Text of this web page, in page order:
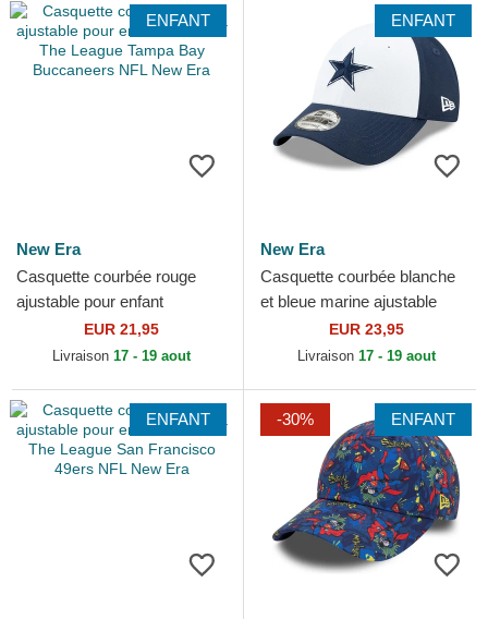
ENFANT
New Era
Casquette courbée rouge
ajustable pour enfant
9FORTY The League Tampa
Bay Buccaneers NFL New
EUR 21,95
Livraison 17 - 19 aout
ENFANT
New Era
Casquette courbée blanche
et bleue marine ajustable
pour enfant 9FORTY The
League Dallas Cowboys...
EUR 23,95
Livraison 17 - 19 aout
ENFANT -30% ENFANT